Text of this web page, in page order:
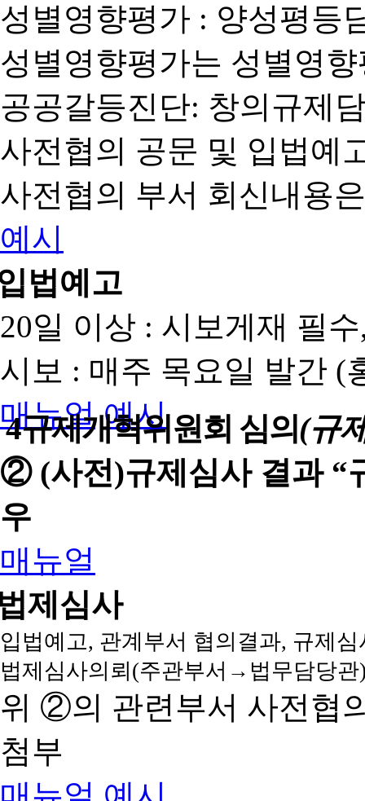
성별영향평가 : 양성평등
성별영향평가는 성별영
공공갈등진단: 창의규제
사전협의 공문 및 입법예
사전협의 부서 회신내용
예시
법예고
20일 이상 : 시보게재 필
시보 : 매주 목요일 발간 (
매뉴얼 예시
4규제개혁위원회 심의(규
② (사전)규제심사 결과 “
우
매뉴얼
제심사
입법예고, 관계부서 협의결과, 규제
법제심사의뢰(주관부서→법무담당
위 ②의 관련부서 사전협
첨부